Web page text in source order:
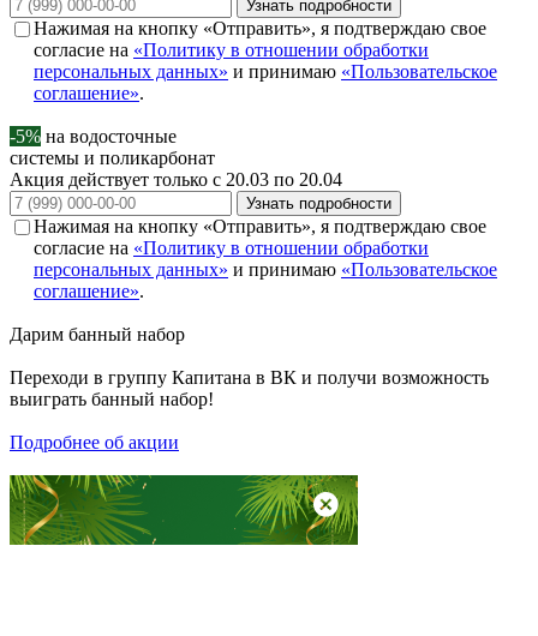
Узнать подробности
Нажимая на кнопку «Отправить», я подтверждаю свое
согласие на «Политику в отношении обработки
персональных данных» и принимаю «Пользовательское
соглашение».
-5% на водосточные
системы и поликарбонат
Акция действует только с 20.03 по 20.04
Узнать подробности
Нажимая на кнопку «Отправить», я подтверждаю свое
согласие на «Политику в отношении обработки
персональных данных» и принимаю «Пользовательское
соглашение».
Дарим банный набор
Переходи в группу Капитана в ВК и получи возможность
выиграть банный набор!
Подробнее об акции